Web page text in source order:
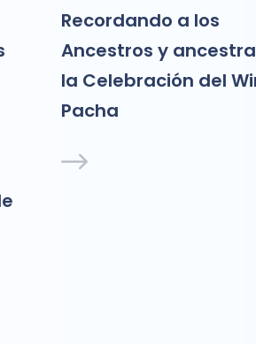
Recordando a los
Ancestros y
la Celebración del
Pacha